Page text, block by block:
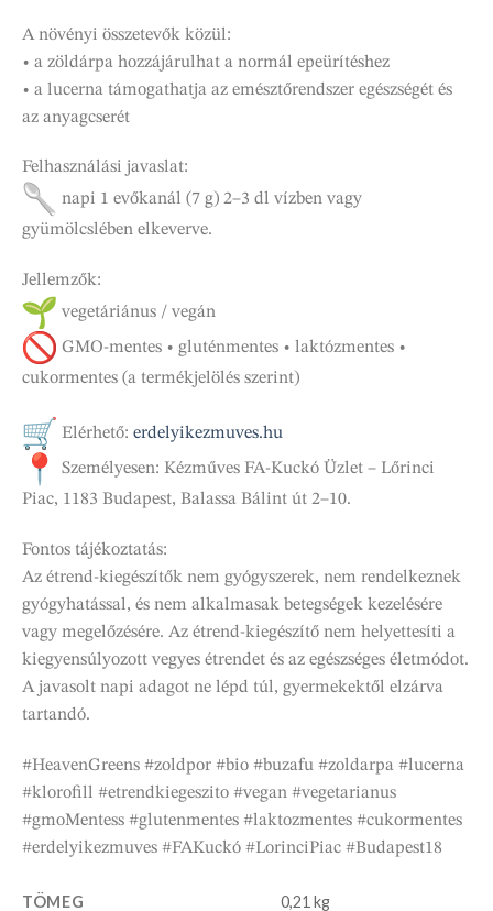
A növényi összetevők közül:
• a zöldárpa hozzájárulhat a normál epeürítéshez
• a lucerna támogathatja az emésztőrendszer egészségét és
az anyagcserét
Felhasználási javaslat:
napi 1 evőkanál (7 g) 2–3 dl vízben vagy
gyümölcslében elkeverve.
Jellemzők:
vegetáriánus / vegán
GMO-mentes • gluténmentes • laktózmentes •
cukormentes (a termékjelölés szerint)
Elérhető: erdelyikezmuves.hu
Személyesen: Kézműves FA-Kuckó Üzlet – Lőrinci
Piac, 1183 Budapest, Balassa Bálint út 2–10.
Fontos tájékoztatás:
Az étrend-kiegészítők nem gyógyszerek, nem rendelkeznek
gyógyhatással, és nem alkalmasak betegségek kezelésére
vagy megelőzésére. Az étrend-kiegészítő nem helyettesíti a
kiegyensúlyozott vegyes étrendet és az egészséges életmódot.
A javasolt napi adagot ne lépd túl, gyermekektől elzárva
tartandó.
#HeavenGreens #zoldpor #bio #buzafu #zoldarpa #lucerna
#klorofill #etrendkiegeszito #vegan #vegetarianus
#gmoMentess #glutenmentes #laktozmentes #cukormentes
#erdelyikezmuves #FAKuckó #LorinciPiac #Budapest18
TÖMEG 0,21 kg